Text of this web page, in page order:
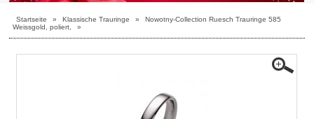
Startseite » Klassische Trauringe »
Nowotny-Collection Ruesch Trauringe 585
Weissgold, poliert,
»